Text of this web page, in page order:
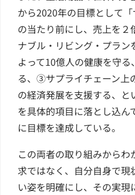
から2020年の目標として
の当たり前にし、売上を
ナブル・リビング・プラ
よって10億人の健康を守
る、③サプライチェーン上
の経済発展を支援する、
を具体的項目に落とし込
に目標を達成している。
この両者の取り組みから
求ではなく、自分自身で
い姿を明確にし、その実現